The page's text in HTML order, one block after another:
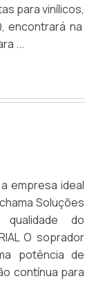
para vinílicos,
encontrará na
...
empresa ideal
Soluções
do
O soprador
potência de
contínua para